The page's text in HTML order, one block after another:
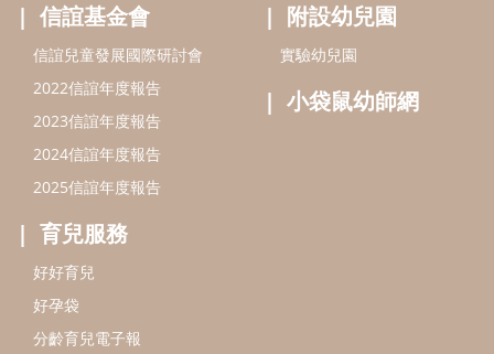
信誼基金會
信誼兒童發展國際研討會
2022信誼年度報告
2023信誼年度報告
2024信誼年度報告
2025信誼年度報告
育兒服務
好好育兒
好孕袋
分齡育兒電子報
附設幼兒園
實驗幼兒園
小袋鼠幼師網